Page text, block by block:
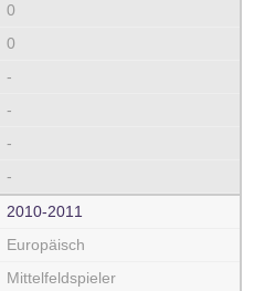
0
0
-
-
-
-
2010‑2011
Europäisch
Mittelfeldspieler